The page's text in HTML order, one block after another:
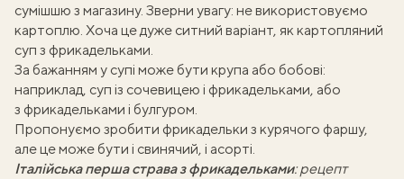
сумішшю з магазину. Зверни увагу: не використовуємо
картоплю. Хоча це дуже ситний варіант, яккартопляний
суп з фрикадельками.
За бажанням у супі може бути крупа або бобові:
наприклад, суп із сочевицею і фрикадельками, або
з фрикадельками і булгуром.
Пропонуємо зробити фрикадельки з курячого фаршу,
але це може бути і свинячий, і асорті.
Італійська перша страва з фрикадельками:рецепт